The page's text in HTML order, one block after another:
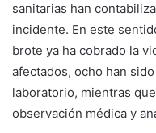
sanitarias han
incidente. En este
brote ya ha cobrado la
afectados, ocho han
laboratorio, mientras
observación médica y